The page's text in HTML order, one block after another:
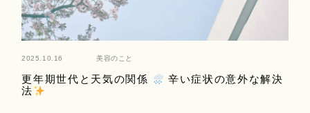
2025.10.16 美容のこと
更年期世代と天気の関係
辛い症状の意外な解決
法